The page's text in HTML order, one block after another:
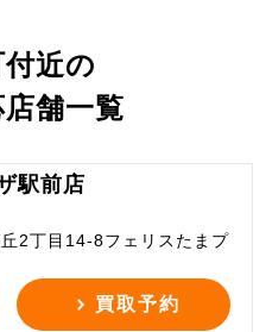
近の
舗一覧
駅前店
2丁目14-8フェリスたまプ
買取予約